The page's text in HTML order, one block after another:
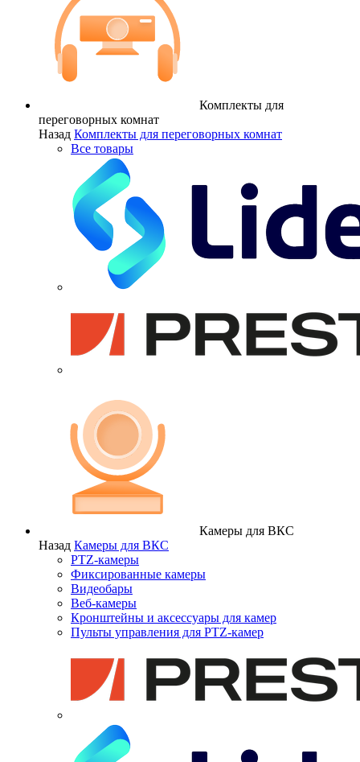
Комплекты для
переговорных комнат
Назад Комплекты для переговорных комнат
Все товары
Камеры для ВКС
Назад Камеры для ВКС
PTZ-камеры
Фиксированные камеры
Видеобары
Веб-камеры
Кронштейны и аксессуары для камер
Пульты управления для PTZ-камер